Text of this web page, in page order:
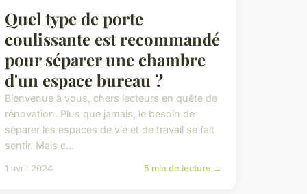
Quel type de porte
coulissante est recommandé
pour séparer une chambre
d'un espace bureau ?
Bienvenue à vous, chers lecteurs en quête de
rénovation. Plus que jamais, le besoin de
séparer les espaces de vie et de travail se fait
sentir. Mais c...
1 avril 2024 5 min de lecture →